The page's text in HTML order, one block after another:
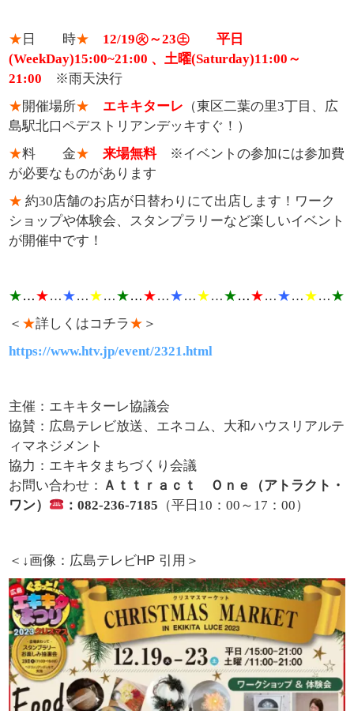
★ 日 時★ 12/19㊋～23㊏
平日
(WeekDay)15:00~21:00 、土曜(Saturday)11:00～
21:00
※雨天決行
★開催場所★ エキキターレ （東区二葉の里3丁目、広
島駅北口ペデストリアンデッキすぐ！）
★料 金★ 来場無料※イベントの参加には参加費
が必要なものがあります
★ 約30店舗のお店が日替わりにて出店します！ワーク
ショップや体験会、スタンプラリーなど楽しいイベント
が開催中です！
★…★…★…★…★…★…★…★…★…★…★…★…★
＜ ★詳しくはコチラ ★ ＞
https://www.htv.jp/event/2321.html
主催：エキキターレ協議会
協賛：広島テレビ放送、エネコム、大和ハウスリアルテ
ィマネジメント
協力：エキキタまちづくり会議
お問い合わせ： Ａｔｔｒａｃｔ Ｏｎｅ（アトラクト・
ワン）
：082-236-7185 （平日10：00～17：00）
＜↓画像：広島テレビHP 引用＞